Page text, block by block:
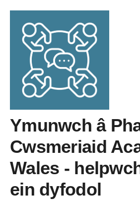
Ymunwch â
Cwsmeriaid
Wales -
ein dyfodol